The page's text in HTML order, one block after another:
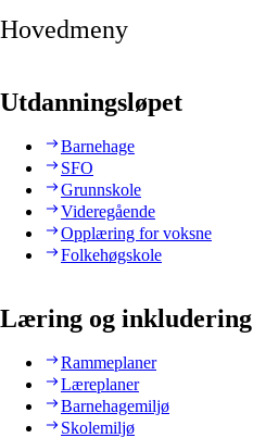
Hovedmeny
Utdanningsløpet
Barnehage
SFO
Grunnskole
Videregående
Opplæring for voksne
Folkehøgskole
Læring og inkludering
Rammeplaner
Læreplaner
Barnehagemiljø
Skolemiljø